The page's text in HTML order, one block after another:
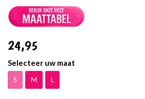
24,95
Selecteer uw maat
S M L